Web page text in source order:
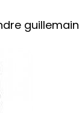
guillemain